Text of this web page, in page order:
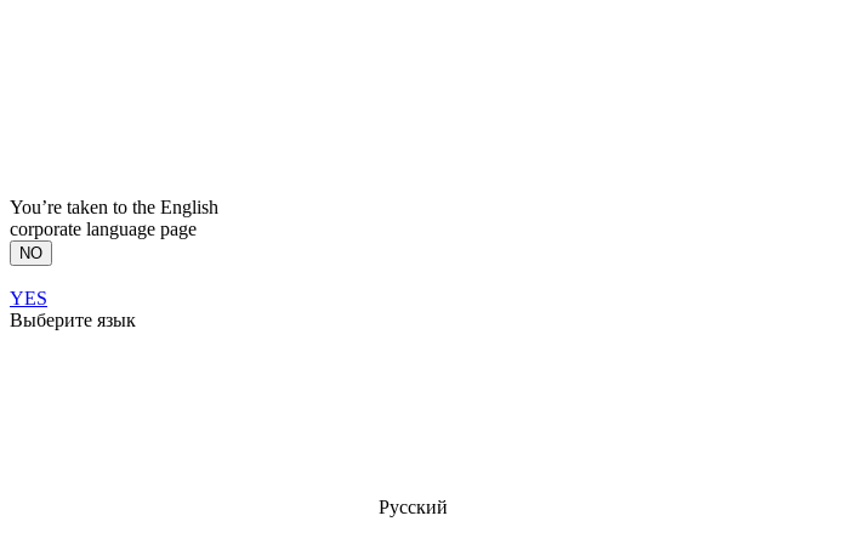
You’re taken to the English
corporate language page
NO
YES
Выберите язык
Русский